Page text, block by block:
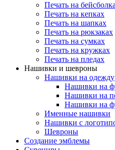
Печать на
Печать на кепках
Печать на шапках
Печать на рюкзаках
Печать на сумках
Печать на кружках
Печать на пледах
Нашивки и шевроны
Нашивки на одежду
Нашивки на
Нашивки на
Нашивки на
Именные нашивки
Нашивки с
Шевроны
Создание эмблемы